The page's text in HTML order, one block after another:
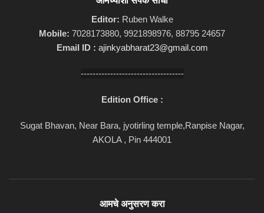
Editor: Ruben Walke
Mobile: 7028173880, 9921898976, 88795 24657
Email ID : ajinkyabharat23@gmail.com
-----------------------------------
Edition Office :
Sugat Bhavan, Near Bara, jyotirling temple,Ranpise Nagar,
AKOLA , Pin 444001
आमचे अनुसरण करा